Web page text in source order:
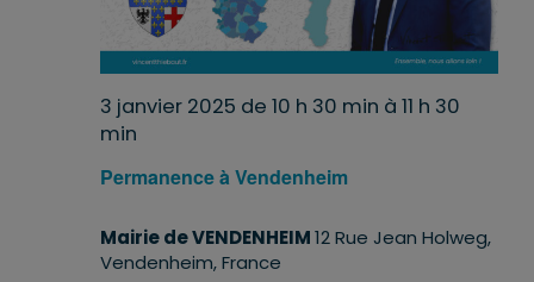
Permanence à Vendenheim
3 janvier 2025 de 10 h 30 min à 11 h 30
min
Mairie de VENDENHEIM12 Rue Jean Holweg,
Vendenheim, France